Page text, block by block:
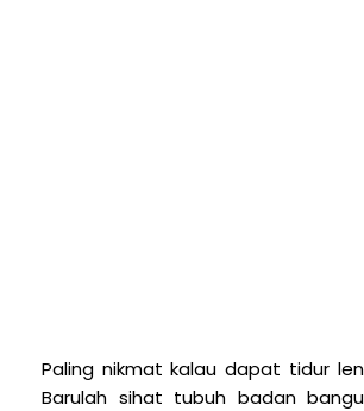
Paling nikmat kalau dapat tidur
Barulah sihat tubuh badan